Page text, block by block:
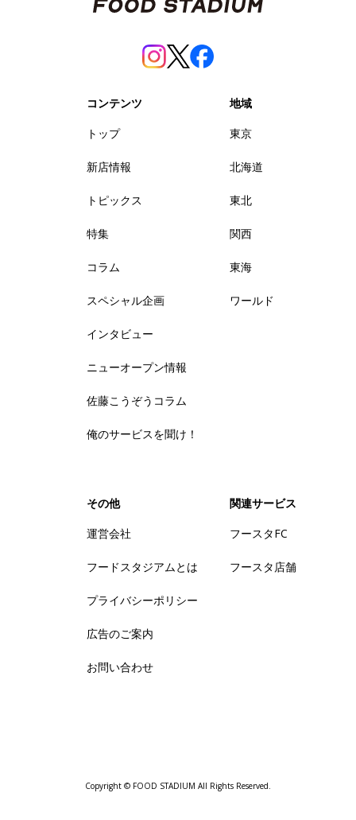
コンテンツ
トップ
新店情報
トピックス
特集
コラム
スペシャル企画
インタビュー
ニューオープン情報
佐藤こうぞうコラム
俺のサービスを聞け！
地域
東京
北海道
東北
関西
東海
ワールド
その他
運営会社
フードスタジアムとは
プライバシーポリシー
広告のご案内
お問い合わせ
関連サービス
フースタFC
フースタ店舗
Copyright © FOOD STADIUM All Rights Reserved.